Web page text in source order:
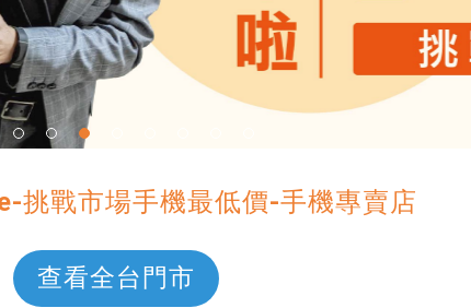
1 2 3
挑戰市場手機最低價-手機專賣店
查看全台門市